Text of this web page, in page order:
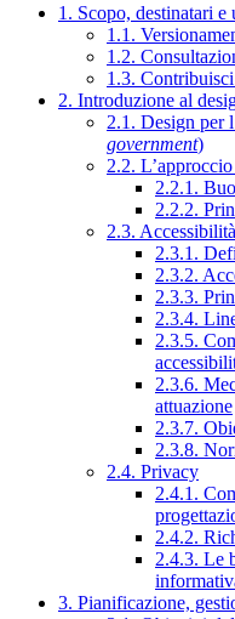
1. Scopo, destinatari
1.1.
1.2.
1.3.
2. Introduzione al
2.1. Design per
government)
2.2.
2.2.1.
2.2.2.
2.3. Accessibilità
2.3.1.
2.3.2.
2.3.3.
2.3.4.
2.3.5.
2.3.6.
attuazione
2.3.7.
2.3.8.
2.4. Privacy
2.4.1.
2.4.2.
2.4.3. Le
3. Pianificazione,